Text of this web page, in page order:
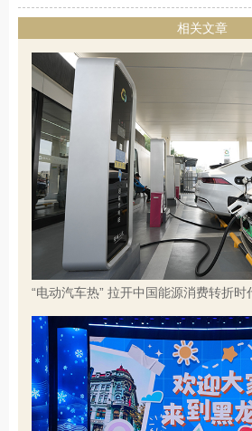
相关文章
“电动汽车热” 拉开中国能源消费转折时